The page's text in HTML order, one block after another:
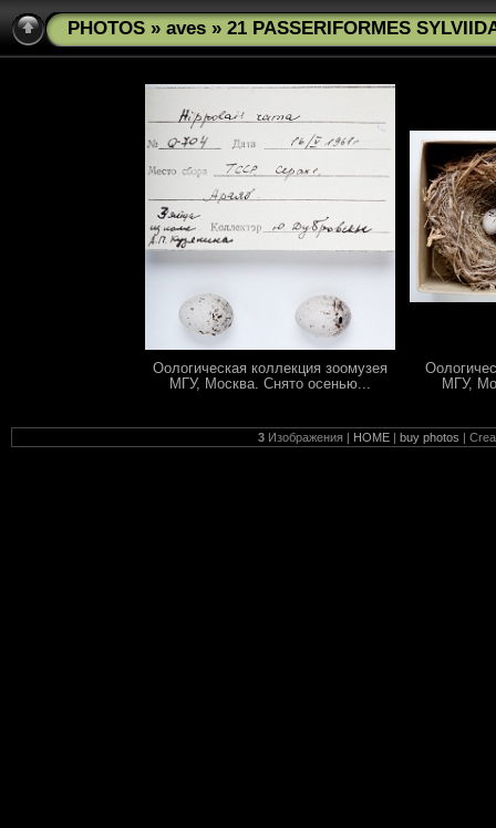
PHOTOS » aves » 21 PASSERIFORMES
Оологическая коллекция зоомузея
МГУ, Москва. Снято осенью...
МГУ,
3 Изображения | HOME | buy photos |